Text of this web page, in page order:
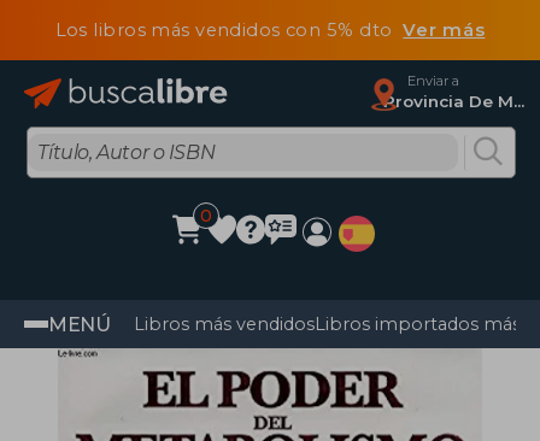
Los libros más vendidos con 5% dtoVer más
Enviar a
Provincia De Madrid
0
MENÚ Libros más vendidosLibros importados más